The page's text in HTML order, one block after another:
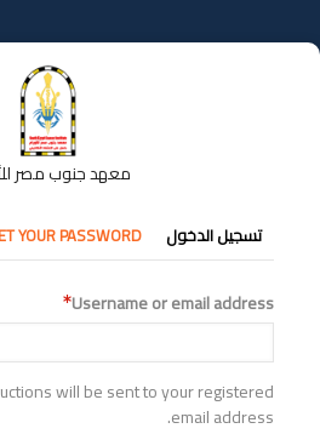
إلى
المحتوى
معهد جنوب مصر
التبويبات
الأساسية
تسجيل الدخول YOUR PASSWORD
Username or email address
will be sent to your registered
email address.